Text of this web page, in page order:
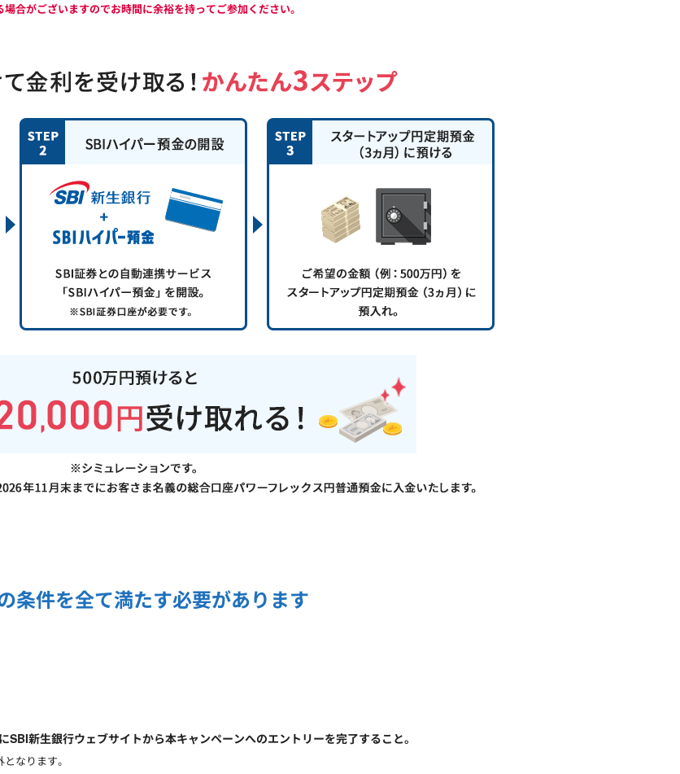
合がございますのでお時間に余裕を持ってご参加ください。
条件を全て満たす必要があります
新生銀行ウェブサイトから本キャンペーンへのエントリーを完了すること。
なります。